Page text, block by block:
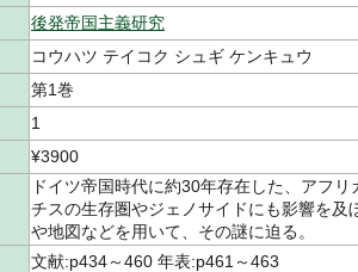
後発帝国主義研究
コウハツ テイコク シュギ ケンキュウ
第1巻
1
¥3900
ドイツ帝国時代に約30年存在した、アフ
チスの生存圏やジェノサイドにも影響を
や地図などを用いて、その謎に迫る。
文献:p434～460 年表:p461～463